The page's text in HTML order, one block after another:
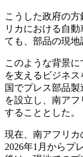
こうした政府の
リカにおける自
ても、部品の現地
このような背景
を支えるビジネ
国でプレス部品
を設立し、南ア
することとした。
現在、南アフリカ
2026年1月からプ